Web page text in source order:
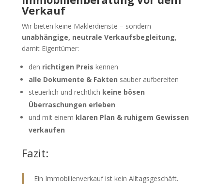
Verkauf
Wir bieten keine Maklerdienste – sondern
unabhängige, neutrale Verkaufsbegleitung,
damit Eigentümer:
den richtigen Preis kennen
alle Dokumente & Fakten sauber aufbereiten
steuerlich und rechtlich keine bösen
Überraschungen erleben
und mit einem klaren Plan & ruhigem Gewissen
verkaufen
Fazit:
Ein Immobilienverkauf ist kein Alltagsgeschäft.